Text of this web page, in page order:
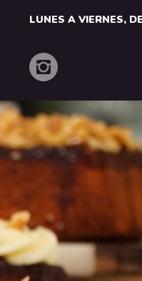
LUNES A VIERNES,